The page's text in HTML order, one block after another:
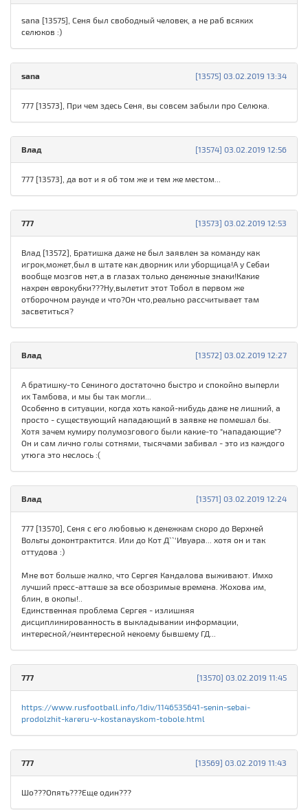
sana [13575], Сеня был свободный человек, а не раб всяких
селюков :)
[13575] 03.02.2019 13:34
sana
777 [13573], При чем здесь Сеня, вы совсем забыли про Селюка.
[13574] 03.02.2019 12:56
Влад
777 [13573], да вот и я об том же и тем же местом...
[13573] 03.02.2019 12:53
777
Влад [13572], Братишка даже не был заявлен за команду как
игрок,может,был в штате как дворник или уборщица!А у Себаи
вообще мозгов нет,а в глазах только денежные знаки!Какие
нахрен еврокубки???Ну,вылетит этот Тобол в первом же
отборочном раунде и что?Он что,реально рассчитывает там
засветиться?
[13572] 03.02.2019 12:27
Влад
А братишку-то Сениного достаточно быстро и спокойно выперли
их Тамбова, и мы бы так могли...
Особенно в ситуации, когда хоть какой-нибудь даже не лишний, а
просто - существующий нападающий в заявке не помешал бы.
Хотя зачем кумиру полумозгового были какие-то "нападающие"?
Он и сам лично голы сотнями, тысячами забивал - это из каждого
утюга это неслось :(
[13571] 03.02.2019 12:24
Влад
777 [13570], Сеня с его любовью к денежкам скоро до Верхней
Вольты доконтрактится. Или до Кот Д``'Ивуара... хотя он и так
оттудова :)
Мне вот больше жалко, что Сергея Кандалова выживают. Имхо
лучший пресс-атташе за все обозримые времена. Жохова им,
блин, в окопы!..
Единственная проблема Сергея - излишняя
дисциплинированность в выкладывании информации,
интересной/неинтересной некоему бывшему ГД...
[13570] 03.02.2019 11:45
777
https://www.rusfootball.info/1div/1146535641-senin-sebai-
prodolzhit-kareru-v-kostanayskom-tobole.html
[13569] 03.02.2019 11:43
777
Шо???Опять???Еще один???